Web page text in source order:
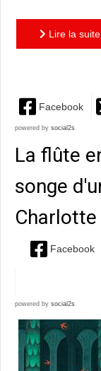
Lire la
Facebook
powered by social2s
La flûte
songe
Facebook
powered by social2s